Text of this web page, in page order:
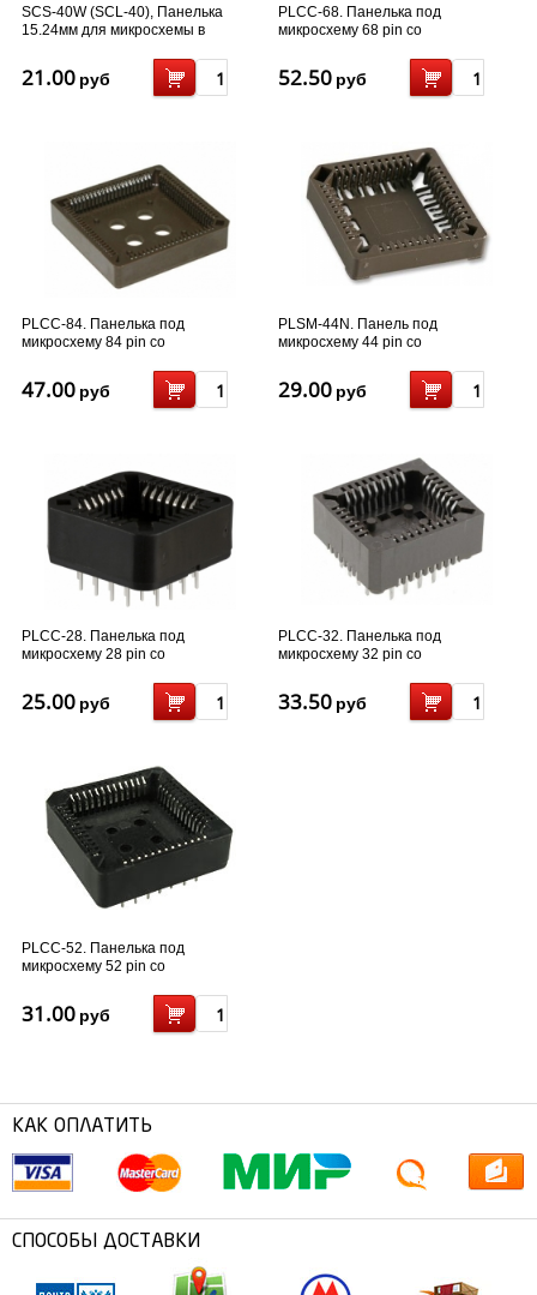
SCS-40W (SCL-40), Панелька
15.24мм для микросхемы в
21.00 руб
PLCC-68. Панелька под
микросхему 68 pin со
52.50 руб
PLCC-84. Панелька под
микросхему 84 pin со
47.00 руб
PLSM-44N. Панель под
микросхему 44 pin со
29.00 руб
PLCC-28. Панелька под
микросхему 28 pin со
25.00 руб
PLCC-32. Панелька под
микросхему 32 pin со
33.50 руб
PLCC-52. Панелька под
микросхему 52 pin со
31.00 руб
КАК ОПЛАТИТЬ
СПОСОБЫ ДОСТАВКИ